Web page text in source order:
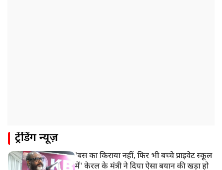
ट्रेंडिंग न्यूज़
'बस का किराया नहीं, फिर भी बच्चे प्राइवेट स्कूल
में' केरल के मंत्री ने दिया ऐसा बयान की खड़ा हो